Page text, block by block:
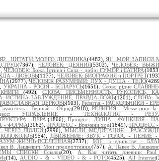
Я2._ЦИТАТЫ МОЕГО ДНЕВНИКА(4482), Я1._МОИ ЗАПИСИ
(7367),ЧЕЛОВЕК: ДЕЯНИЯ(5302),ЧЕЛОВЕК:
ЧЕЛОВЕК: Божа Істина і Сила - добрі ГУМОР і САТИРА
- ЛЮБОВЬ(1177), ЧЕЛОВЕК: БИОГРАФИЯ и ПОРТРЕТ
(2977),ЧЕЛОВЕК РАЗУМНЫЙ: ДУХ - ДУША - ТЕЛО
УКРАІНА - РОСІЯ - БЄЛАРУСЬ(1651), Слово рідне СЛАВЯНЕ
КНИГИ (492), СЛОВА: ПИСЬМЕННОСТЬ, РУКОПИСЬ,
ИСТИНА-ЗАБЛУЖДЕНИЕ, ПРАВДА-ЛОЖЬ(1201),СЛОВА:
ЦЕРКОВЬ(103), Религия - РАСКОЛЬНИКИ -
- Верный - Обряд(2918), РЕЛИГИЯ - Messe pour la
УПРАВЛЕНИЕ - ТЕХНОЛОГИЯ -
- ВЕРА.(1806), Процесс - ДУША - ФУНКЦИЯ -
- ФОРМА(3062),ПРОЦЕСС - Времени ход(1849),ПРОЦЕСС -
ЧЕРЕЗ ЛЮДЕЙ. (2996), МЫСЛИ: МЕДИТАЦИЯ -
(954), ДВИЖЕНИЕ: ЗВУК - ГОЛОС -
ЖИЗНЬ-ВСЕЛЕННАЯ(2737),БОГ: в единстве -
В. Лашкевич. Мои предпочтения.(757), А. Павел В.
СПИСКИ Ссылок(20), А. Как читать дневник
(14), AUDIO - & - VIDEO - & - FOTO(4525), All Internet